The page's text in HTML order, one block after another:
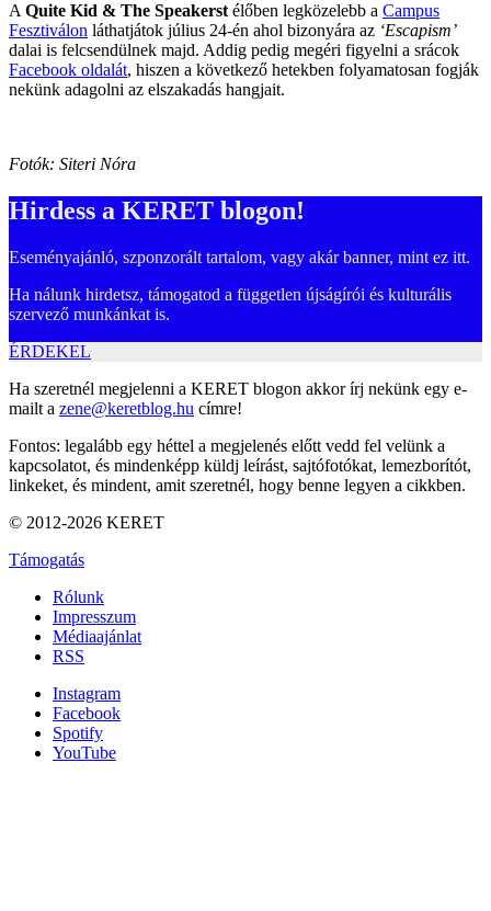
A Quite Kid & The Speakerst élőben legközelebb a Campus
Fesztiválon láthatjátok július 24-én ahol bizonyára az ‘Escapism’
dalai is felcsendülnek majd. Addig pedig megéri figyelni a srácok
Facebook oldalát, hiszen a következő hetekben folyamatosan fogják
nekünk adagolni az elszakadás hangjait.
Fotók: Siteri Nóra
Hirdess a KERET blogon!
Eseményajánló, szponzorált tartalom, vagy akár banner, mint ez itt.
Ha nálunk hirdetsz, támogatod a független újságírói és kulturális
szervező munkánkat is.
ÉRDEKEL
Ha szeretnél megjelenni a KERET blogon akkor írj nekünk egy e-
mailt a zene@keretblog.hu címre!
Fontos: legalább egy héttel a megjelenés előtt vedd fel velünk a
kapcsolatot, és mindenképp küldj leírást, sajtófotókat, lemezborítót,
linkeket, és mindent, amit szeretnél, hogy benne legyen a cikkben.
© 2012-2026 KERET
Támogatás
Rólunk
Impresszum
Médiaajánlat
RSS
Instagram
Facebook
Spotify
YouTube